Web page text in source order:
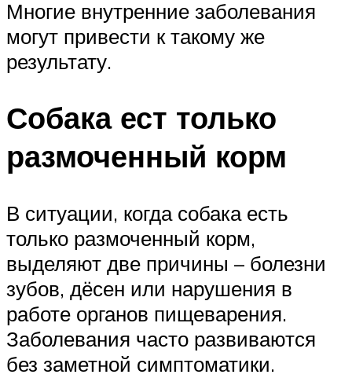
Многие внутренние заболевания
могут привести к такому же
результату.
Собака ест только
размоченный корм
В ситуации, когда собака есть
только размоченный корм,
выделяют две причины – болезни
зубов, дёсен или нарушения в
работе органов пищеварения.
Заболевания часто развиваются
без заметной симптоматики.